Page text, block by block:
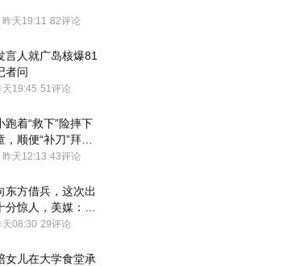
昨天19:11 82评论
言人就广岛核爆81
者问
天19:45 51评论
跑着“救下”险摔下
，顺便“补刀”拜
不想他像拜登一
昨天12:13 43评论
东方借兵，这次出
分惊人，美媒：俄
格？
天08:30 29评论
女儿在大学食堂承